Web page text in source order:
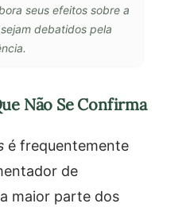
seus efeitos sobre a
debatidos pela
Não Se Confirma
é frequentemente
de
maior parte dos